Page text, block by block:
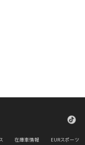
在庫車情報 EURスポーツ